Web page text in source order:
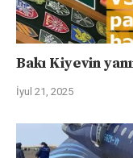
Bakı Kiyevin
İyul 21, 2025